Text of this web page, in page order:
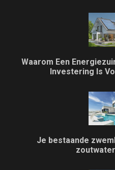
Waarom Een
Investering Is
Je bestaande